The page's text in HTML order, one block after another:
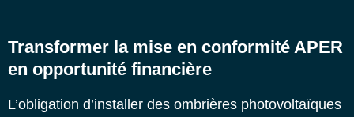
Transformer la mise en conformité APER
en opportunité financière
L’obligation d’installer des ombrières photovoltaïques